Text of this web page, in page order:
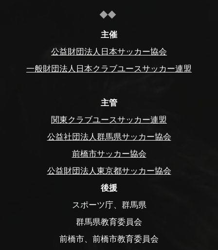
主催
公益財団法人日本サッカー協会
一般財団法人日本クラブユースサッカー連盟
主管
関東クラブユースサッカー連盟
公益社団法人群馬県サッカー協会
前橋市サッカー協会
公益財団法人東京都サッカー協会
後援
スポーツ庁、群馬県
群馬県教育委員会
前橋市、前橋市教育委員会